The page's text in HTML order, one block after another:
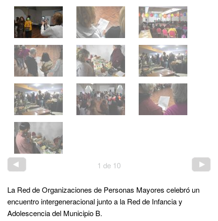
1 de 10
La Red de Organizaciones de Personas Mayores celebró un
encuentro intergeneracional junto a la Red de Infancia y
Adolescencia del Municipio B.